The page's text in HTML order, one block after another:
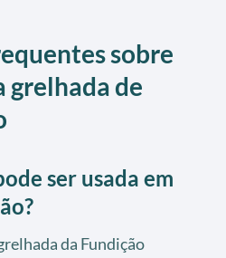
sobre
de
ser usada em
da Fundição